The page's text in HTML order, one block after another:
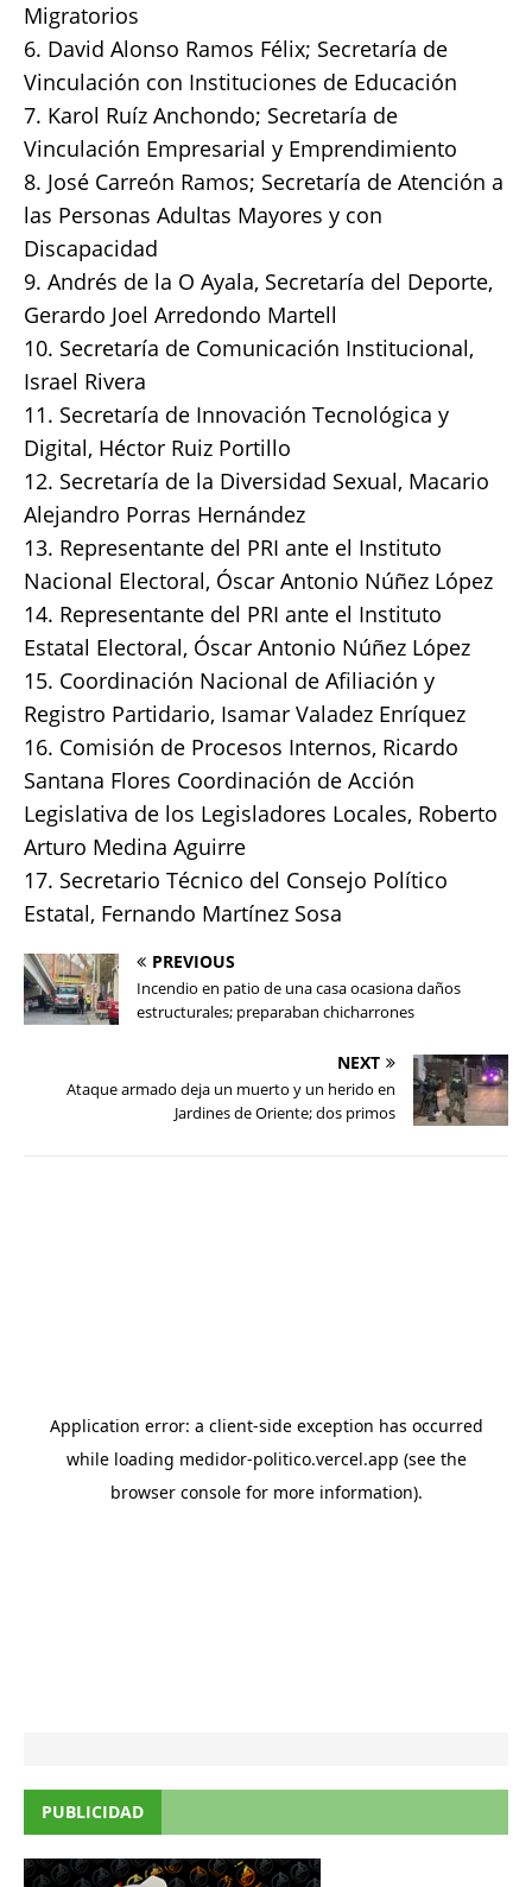
Migratorios
6. David Alonso Ramos Félix; Secretaría de
Vinculación con Instituciones de Educación
7. Karol Ruíz Anchondo; Secretaría de
Vinculación Empresarial y Emprendimiento
8. José Carreón Ramos; Secretaría de Atención a
las Personas Adultas Mayores y con
Discapacidad
9. Andrés de la O Ayala, Secretaría del Deporte,
Gerardo Joel Arredondo Martell
10. Secretaría de Comunicación Institucional,
Israel Rivera
11. Secretaría de Innovación Tecnológica y
Digital, Héctor Ruiz Portillo
12. Secretaría de la Diversidad Sexual, Macario
Alejandro Porras Hernández
13. Representante del PRI ante el Instituto
Nacional Electoral, Óscar Antonio Núñez López
14. Representante del PRI ante el Instituto
Estatal Electoral, Óscar Antonio Núñez López
15. Coordinación Nacional de Afiliación y
Registro Partidario, Isamar Valadez Enríquez
16. Comisión de Procesos Internos, Ricardo
Santana Flores Coordinación de Acción
Legislativa de los Legisladores Locales, Roberto
Arturo Medina Aguirre
17. Secretario Técnico del Consejo Político
Estatal, Fernando Martínez Sosa
PREVIOUS
Incendio en patio de una casa ocasiona daños
estructurales; preparaban chicharrones
NEXT
Ataque armado deja un muerto y un herido en
Jardines de Oriente; dos primos
PUBLICIDAD